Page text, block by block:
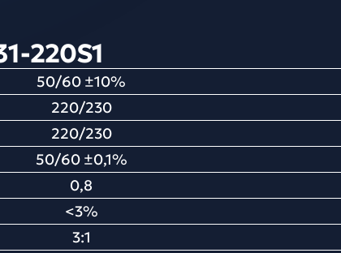
220S1
50/60 ±10%
220/230
220/230
50/60 ±0,1%
0,8
<3%
3:1